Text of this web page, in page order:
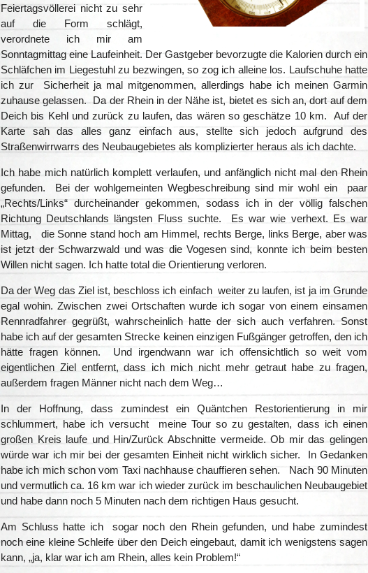
Feiertagsvöllerei nicht zu sehr
auf die Form schlägt,
verordnete ich mir am
Sonntagmittag eine Laufeinheit. Der Gastgeber bevorzugte die Kalorien durch ein
Schläfchen im Liegestuhl zu bezwingen, so zog ich alleine los. Laufschuhe hatte
ich zur Sicherheit ja mal mitgenommen, allerdings habe ich meinen Garmin
zuhause gelassen. Da der Rhein in der Nähe ist, bietet es sich an, dort auf dem
Deich bis Kehl und zurück zu laufen, das wären so geschätze 10 km. Auf der
Karte sah das alles ganz einfach aus, stellte sich jedoch aufgrund des
Straßenwirrwarrs des Neubaugebietes als komplizierter heraus als ich dachte.
Ich habe mich natürlich komplett verlaufen, und anfänglich nicht mal den Rhein
gefunden. Bei der wohlgemeinten Wegbeschreibung sind mir wohl ein paar
„Rechts/Links“ durcheinander gekommen, sodass ich in der völlig falschen
Richtung Deutschlands längsten Fluss suchte. Es war wie verhext. Es war
Mittag, die Sonne stand hoch am Himmel, rechts Berge, links Berge, aber was
ist jetzt der Schwarzwald und was die Vogesen sind, konnte ich beim besten
Willen nicht sagen. Ich hatte total die Orientierung verloren.
Da der Weg das Ziel ist, beschloss ich einfach weiter zu laufen, ist ja im Grunde
egal wohin. Zwischen zwei Ortschaften wurde ich sogar von einem einsamen
Rennradfahrer gegrüßt, wahrscheinlich hatte der sich auch verfahren. Sonst
habe ich auf der gesamten Strecke keinen einzigen Fußgänger getroffen, den ich
hätte fragen können. Und irgendwann war ich offensichtlich so weit vom
eigentlichen Ziel entfernt, dass ich mich nicht mehr getraut habe zu fragen,
außerdem fragen Männer nicht nach dem Weg…
In der Hoffnung, dass zumindest ein Quäntchen Restorientierung in mir
schlummert, habe ich versucht meine Tour so zu gestalten, dass ich einen
großen Kreis laufe und Hin/Zurück Abschnitte vermeide. Ob mir das gelingen
würde war ich mir bei der gesamten Einheit nicht wirklich sicher. In Gedanken
habe ich mich schon vom Taxi nachhause chauffieren sehen. Nach 90 Minuten
und vermutlich ca. 16 km war ich wieder zurück im beschaulichen Neubaugebiet
und habe dann noch 5 Minuten nach dem richtigen Haus gesucht.
Am Schluss hatte ich sogar noch den Rhein gefunden, und habe zumindest
noch eine kleine Schleife über den Deich eingebaut, damit ich wenigstens sagen
kann, „ja, klar war ich am Rhein, alles kein Problem!“